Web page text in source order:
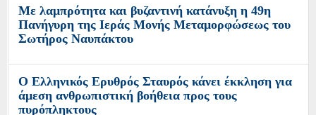
Με λαμπρότητα και βυζαντινή κατάνυξη η 49η
Πανήγυρη της Ιεράς Μονής Μεταμορφώσεως του
Σωτήρος Ναυπάκτου
Ο Ελληνικός Ερυθρός Σταυρός κάνει έκκληση για
άμεση ανθρωπιστική βοήθεια προς τους
πυρόπληκτους